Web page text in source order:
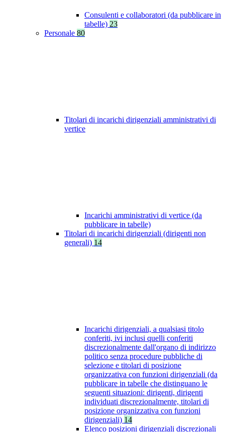
Consulenti e collaboratori (da pubblicare in
tabelle) 23
Personale 80
Titolari di incarichi dirigenziali amministrativi di
vertice
Incarichi amministrativi di vertice (da
pubblicare in tabelle)
Titolari di incarichi dirigenziali (dirigenti non
generali) 14
Incarichi dirigenziali, a qualsiasi titolo
conferiti, ivi inclusi quelli conferiti
discrezionalmente dall'organo di indirizzo
politico senza procedure pubbliche di
selezione e titolari di posizione
organizzativa con funzioni dirigenziali (da
pubblicare in tabelle che distinguano le
seguenti situazioni: dirigenti, dirigenti
individuati discrezionalmente, titolari di
posizione organizzativa con funzioni
dirigenziali) 14
Elenco posizioni dirigenziali discrezionali